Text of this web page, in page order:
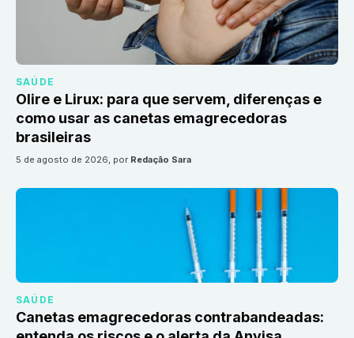
SAÚDE
Olire e Lirux: para que servem, diferenças e
como usar as canetas emagrecedoras
brasileiras
5 de agosto de 2026, por Redação Sara
SAÚDE
Canetas emagrecedoras contrabandeadas: